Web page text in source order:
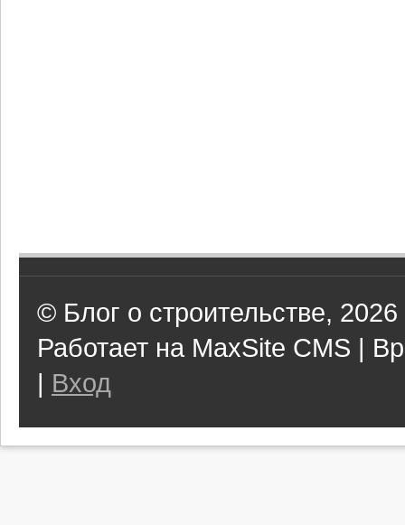
© Блог о строительстве, 2026
Работает на MaxSite CMS |
| Вход